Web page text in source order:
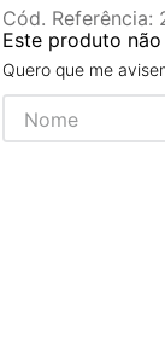
Cód. Referência:
Este produto
Quero que me